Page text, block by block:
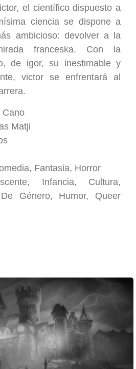
el científico dispuesto a
ciencia se dispone a
ambicioso: devolver a la
franceska. Con la
de igor, su inestimable y
victor se enfrentará al
Cano
Matji
Fantasia, Horror
Infancia, Cultura,
Género, Humor, Queer